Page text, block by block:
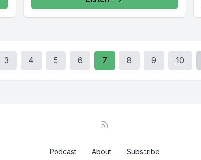
3 4 5 6 7 8 9 10
Podcast About Subscribe